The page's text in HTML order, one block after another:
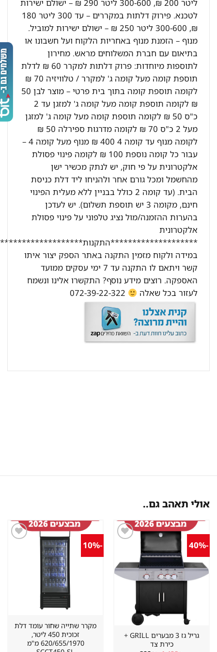
ליטר 200 ₪, 300-600 ליטר 290 ₪ – ישולם ישירות
לטכנא. פירוק דלתות במקררים – עד 300 ליטר 180
₪, 300-600 ליטר 250 ₪ – ישולם ישירות למוביל.
מנוף – הזמנת מנוף באחריות הלקוח ועל חשבונו או
בתיאום עם חברת המשלוחים מראש. מחירון
לתוספות מיוחדות: פרוק דלתות למקרר 60 ₪ לדלת
תוספת קומה מעל קומה ג' למקרר / טלוויזיה 70 ₪
לקומה תוספת קומה בתוך בית פרטי – מוצר לבן 50
₪ לקומה תוספת קומה מעל קומה ג' למזגן עד 2
כ"ס 50 ₪ לקומה תוספת קומה מעל קומה ג' למזגן
מעל 2 כ"ס 70 ₪ לקומה מדרגות ספירלה 50 ₪
לקומה מנוף עד קומה 4 400 ₪ מנוף מעל קומה 4 –
עבור כל קומה נוספת 100 ₪ לקומה פינוי פסולת
אלקטרונית על פי חוק, יש לנתק מכשיר ישן
מהחשמל ומכל גורם אחר ולהניחו ליד דלת כניסת
הבית. (עד קומה 2 כולל בבניין ללא מעלית הפינוי
חינם, מקומה 3 יש תוספת תשלום). יש לעדכן
בהערות ההזמנה/מול נציג טלפוני על פינוי פסולת
אלקטרונית
********************התקנות********************:
במידה ולקוח מזמין התקנה באתר הספק יצור איתו
קשר ויתאם לו התקנה עד 7 ימי עסקים ממועד
האספקה. רוצים מידע נוסף? התקשרו אלינו ונשמח
לעזור בכל שאלה
072-39-22-322
אולי תאהב גם..
במועדפים
גריל גז 3 מבערים GRILL +
כירת צד
מקרר שתייה שחור עומד דלת
זכוכית 450 ליטר,
620/655/1970 מ"מ